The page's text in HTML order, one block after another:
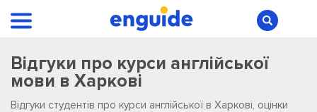
Відгуки про курси англійської
мови в Харкові
Відгуки студентів про курси англійської в Харкові, оцінки